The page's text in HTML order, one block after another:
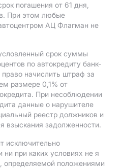
погашения от 61 дня,
При этом любые
АЦ Флагман не
срок суммы
по автокредиту банк-
право начислить штраф за
размере 0,1% от
При несоблюдении
данные о нарушителе
реестр должников и
взыскания задолженности.
исключительно
при каких условиях не я
определяемой положениями